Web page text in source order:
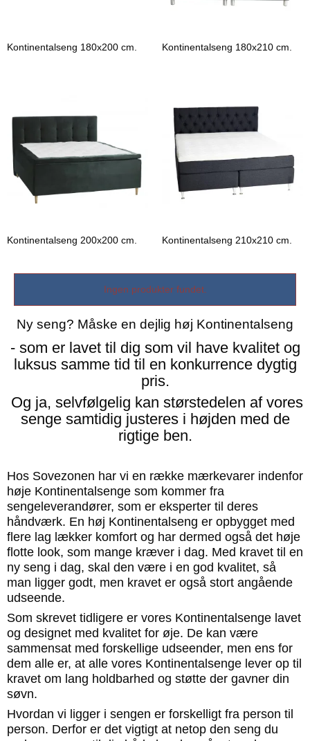
Kontinentalseng 180x200 cm. Kontinentalseng 180x210 cm.
Kontinentalseng 200x200 cm. Kontinentalseng 210x210 cm.
Ingen produkter fundet.
Ny seng? Måske en dejlig høj Kontinentalseng
- som er lavet til dig som vil have kvalitet og
luksus samme tid til en konkurrence dygtig
pris.
Og ja, selvfølgelig kan størstedelen af vores
senge samtidig justeres i højden med de
rigtige ben.
Hos Sovezonen har vi en række mærkevarer indenfor
høje Kontinentalsenge som kommer fra
sengeleverandører, som er eksperter til deres
håndværk. En høj Kontinentalseng er opbygget med
flere lag lækker komfort og har dermed også det høje
flotte look, som mange kræver i dag. Med kravet til en
ny seng i dag, skal den være i en god kvalitet, så
man ligger godt, men kravet er også stort angående
udseende.
Som skrevet tidligere er vores Kontinentalsenge lavet
og designet med kvalitet for øje. De kan være
sammensat med forskellige udseender, men ens for
dem alle er, at alle vores Kontinentalsenge lever op til
kravet om lang holdbarhed og støtte der gavner din
søvn.
Hvordan vi ligger i sengen er forskelligt fra person til
person. Derfor er det vigtigt at netop den seng du